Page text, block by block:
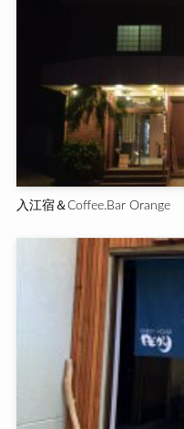
入江宿＆Coffee.Bar Orange